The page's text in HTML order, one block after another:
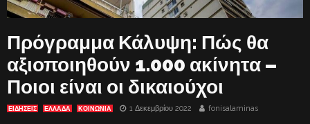
Πρόγραμμα Κάλυψη: Πώς θα
αξιοποιηθούν 1.000 ακίνητα –
Ποιοι είναι οι δικαιούχοι
ΕΙΔΗΣΕΙΣ ΕΛΛΑΔΑ ΚΟΙΝΩΝΙΑ 1 Δεκεμβρίου 2022 fonisalaminas